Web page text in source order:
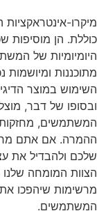
כוללת. הן מוסיפות
היומיומיות של
מתוכננות ומיושמות
השימוש במוצר
ובסופו של דבר,
המשתמשים, מחזקות
ההמרה. אם אתם
שלכם ולהבדיל את
הצוות המומחה שלנו
מרשימות שיהפכו
המשתמשים.